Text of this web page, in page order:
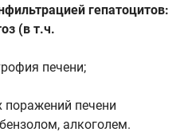
гепатоцитов:
(в т.ч.
печени;
поражений печени
алкоголем.